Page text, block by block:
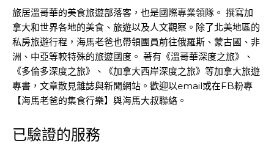
旅居溫哥華的美食旅遊部落客，也是國際專業領隊。 撰寫加
拿大和世界各地的美食、旅遊以及人文觀察。除了北美地區的
私房旅遊行程，海馬老爸也帶領團員前往俄羅斯、蒙古國、非
洲、中亞等較特殊的旅遊國度。 著有《溫哥華深度之旅》、
《多倫多深度之旅》、《加拿大西岸深度之旅》等加拿大旅遊
專書，文章散見雜誌與新聞網站。歡迎以email或在FB粉專
【海馬老爸的集食行樂】與海馬大叔聯絡。
已驗證的服務